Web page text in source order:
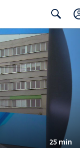
Search
25 min